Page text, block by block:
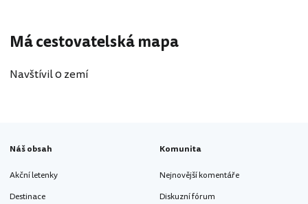
Má cestovatelská mapa
Navštívil 0 zemí
Náš obsah
Akční letenky
Destinace
Komunita
Nejnovější komentáře
Diskuzní fórum